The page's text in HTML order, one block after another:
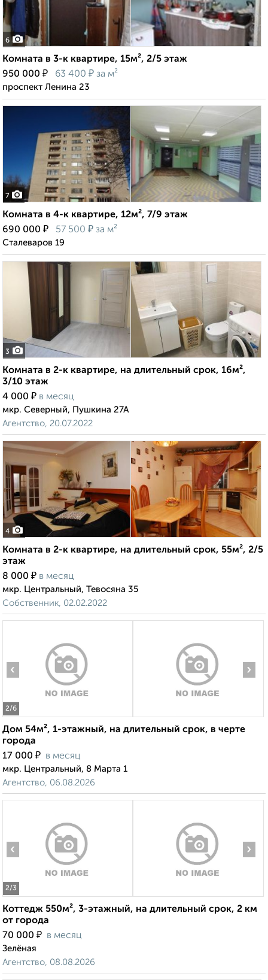
6
Комната в 3-к квартире, 15м², 2/5 этаж
950 000 ₽ 63 400 ₽ за м²
проспект Ленина 23
7
Комната в 4-к квартире, 12м², 7/9 этаж
690 000 ₽ 57 500 ₽ за м²
Сталеваров 19
3
Комната в 2-к квартире, на длительный срок, 16м²,
3/10 этаж
4 000 ₽ в месяц
мкр. Северный, Пушкина 27А
Агентство, 20.07.2022
4
Комната в 2-к квартире, на длительный срок, 55м², 2/5
этаж
8 000 ₽ в месяц
мкр. Центральный, Тевосяна 35
Собственник, 02.02.2022
2/6
‹ ›
Дом 54м², 1-этажный, на длительный срок, в черте
города
17 000 ₽ в месяц
мкр. Центральный, 8 Марта 1
Агентство, 06.08.2026
2/3
‹ ›
Коттедж 550м², 3-этажный, на длительный срок, 2 км
от города
70 000 ₽ в месяц
Зелёная
Агентство, 08.08.2026